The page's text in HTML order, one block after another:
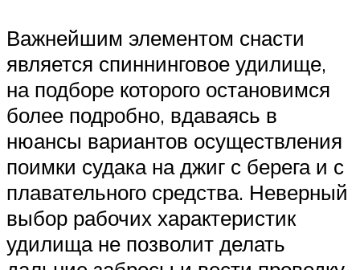
Важнейшим элементом снасти
является спиннинговое удилище,
на подборе которого остановимся
более подробно, вдаваясь в
нюансы вариантов осуществления
поимки судака на джиг с берега и с
плавательного средства. Неверный
выбор рабочих характеристик
удилища не позволит делать